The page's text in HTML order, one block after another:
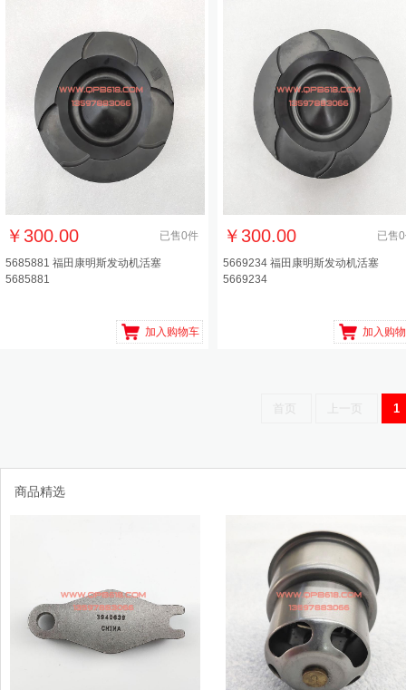
￥ 300.00 已售0件
5685881 福田康明斯发动机活塞
5685881
加入购物车
￥ 300.00 已售0
5669234 福田康明斯发动机活塞
5669234
加入购
首页 上一页 1
商品精选